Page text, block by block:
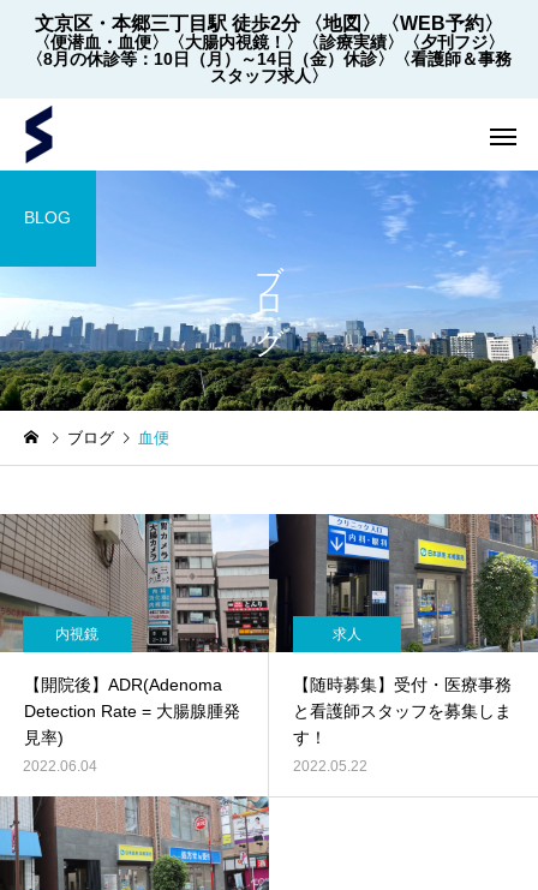
文京区・本郷三丁目駅 徒歩2分 〈地図〉 〈WEB予約〉
〈便潜血・血便〉 〈大腸内視鏡！〉 〈診療実績〉
〈夕刊フジ〉
〈8月の休診等：10日（月）～14日（金）休診〉
〈看護師＆事務
スタッフ求人〉
内視鏡
【2022年5月～】大腸内視
日更新
内視鏡
大腸内視鏡の下剤を院
ブログ
BLOG
ブログ 血便
内視鏡
【開院後】ADR(Adenoma
Detection Rate = 大腸腺腫発
見率)
2022.06.04
求人
【随時募集】受付・医療事務
と看護師スタッフを募集しま
す！
2022.05.22